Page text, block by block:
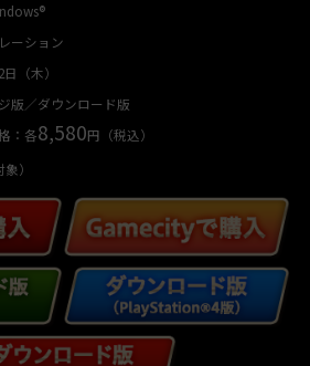
ーション
（木）
版／ダウンロード版
：各8,580円（税込）
）